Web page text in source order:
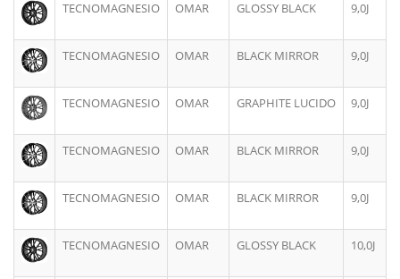
TECNOMAGNESIO OMAR GLOSSY BLACK 9,0J
TECNOMAGNESIO OMAR BLACK MIRROR 9,0J
TECNOMAGNESIO OMAR GRAPHITE LUCIDO 9,0J
TECNOMAGNESIO OMAR BLACK MIRROR 9,0J
TECNOMAGNESIO OMAR BLACK MIRROR 9,0J
TECNOMAGNESIO OMAR GLOSSY BLACK 10,0J